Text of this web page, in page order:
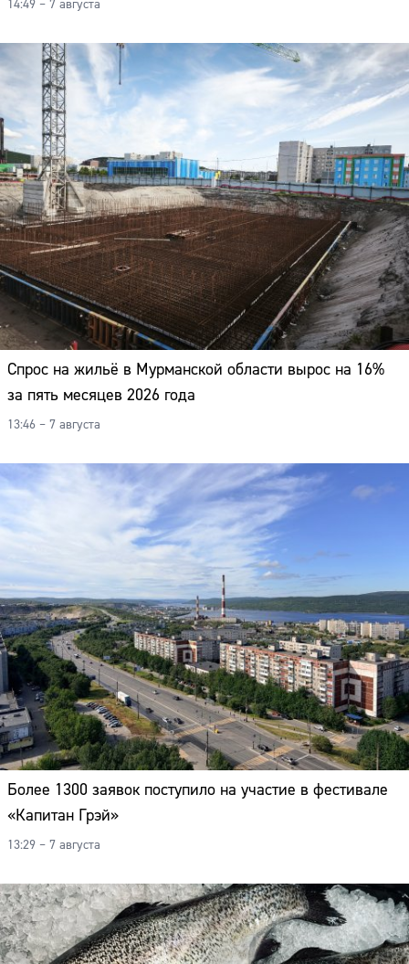
14:49 – 7 августа
Спрос на жильё в Мурманской области вырос на 16%
за пять месяцев 2026 года
13:46 – 7 августа
Более 1300 заявок поступило на участие в фестивале
«Капитан Грэй»
13:29 – 7 августа